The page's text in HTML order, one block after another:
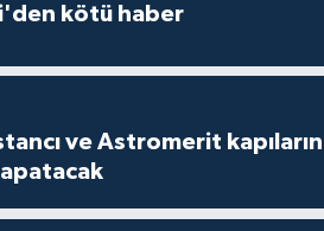
kötü haber
ve Astromerit